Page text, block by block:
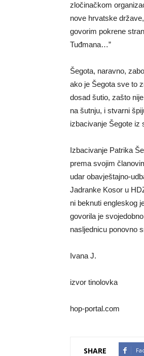
zločinačkom
nove hrvatske
govorim pokrene
Tuđmana…”
Šegota, naravno,
ako je Šegota sve to
dosad šutio, zašto
na šutnju, i stvarni
izbacivanje Šegote iz
Izbacivanje Patrika
prema svojim
udar obavještajno-
Jadranke Kosor u
ni beknuti engleskog
govorila je
nasljednicu ponovno
Ivana J.
izvor tinolovka
hop-portal.com
SHARE